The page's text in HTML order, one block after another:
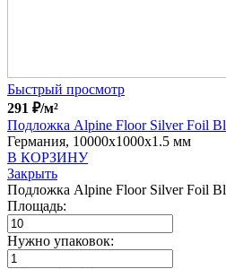
Быстрый просмотр
291 ₽/м²
Подложка Alpine Floor Silver Foil
Германия, 10000x1000x1.5 мм
В КОРЗИНУ
Закрыть
Подложка Alpine Floor Silver Foil
Площадь:
Нужно упаковок: